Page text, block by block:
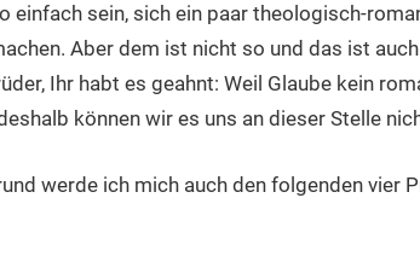
einfach sein, sich ein paar theologisch-
Aber dem ist nicht so und das ist
Ihr habt es geahnt: Weil Glaube kein
können wir es uns an dieser Stelle
werde ich mich auch den folgenden vier